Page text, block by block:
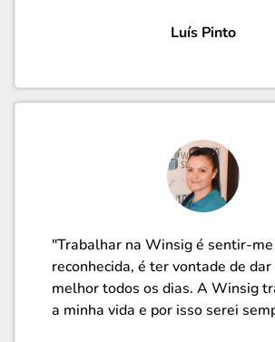
Luís Pinto
"Trabalhar na Winsig é sentir-
reconhecida, é ter vontade de dar
melhor todos os dias. A Winsig
a minha vida e por isso serei